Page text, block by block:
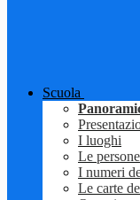
Scuola
I luoghi
Le persone
I numeri
Le carte